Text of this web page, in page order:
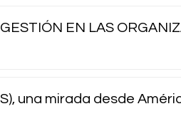
EN LAS
una mirada desde